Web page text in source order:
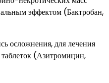
эффектом (Бактробан,
осложнения, для лечения
(Азитромицин,